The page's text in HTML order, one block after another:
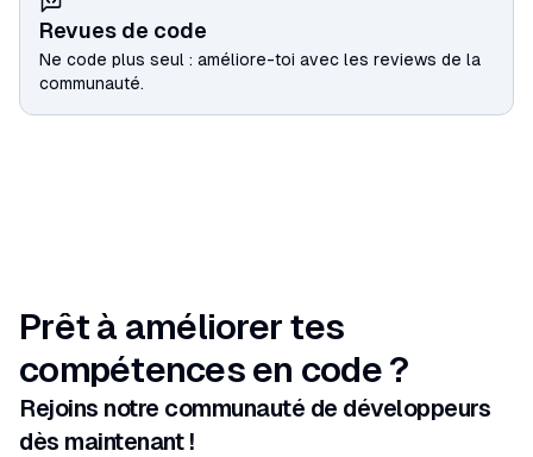
Revues de code
Ne code plus seul : améliore-toi avec les reviews de la
communauté.
Prêt à améliorer tes
compétences en code ?
Rejoins notre communauté de développeurs
dès maintenant !